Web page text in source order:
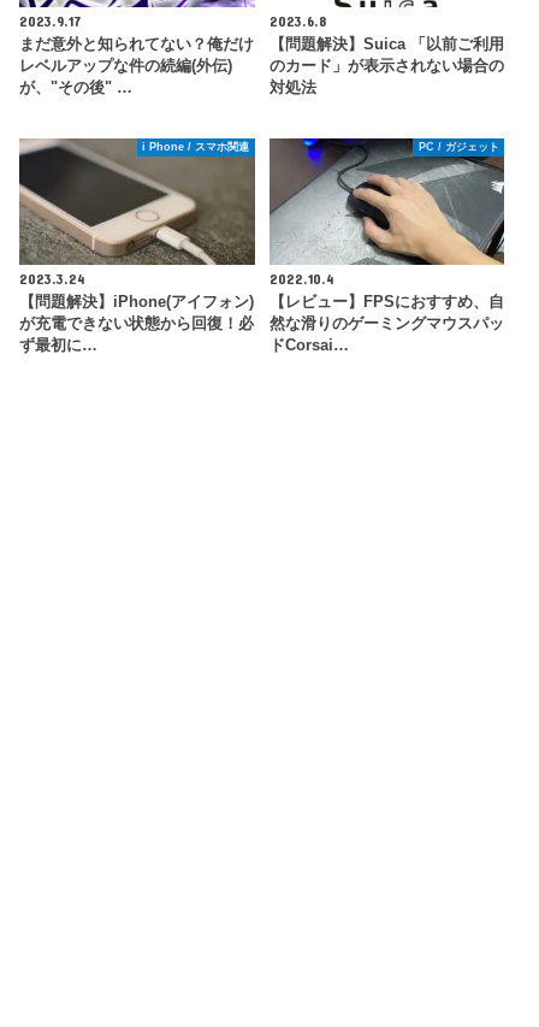
2023.9.17
まだ意外と知られてない？俺だけ
レベルアップな件の続編(外伝)
が、"その後" …
2023.6.8
【問題解決】Suica 「以前ご利用
のカード」が表示されない場合の
対処法
i Phone / スマホ関連
2023.3.24
【問題解決】iPhone(アイフォン)
が充電できない状態から回復！必
ず最初に…
PC / ガジェット
2022.10.4
【レビュー】FPSにおすすめ、自
然な滑りのゲーミングマウスパッ
ドCorsai…